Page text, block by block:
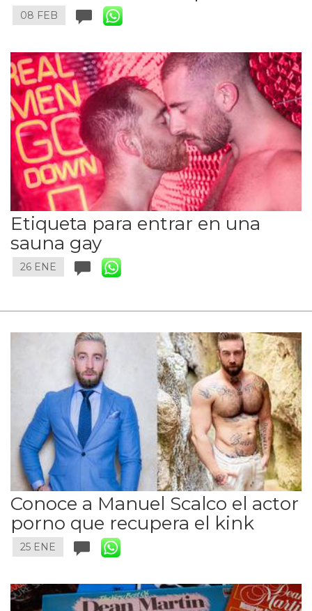
08 FEB
Etiqueta para entrar en una
sauna gay
26 ENE
Conoce a Manuel Scalco el actor
porno que recupera el kink
25 ENE